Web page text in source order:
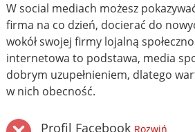
W social mediach możesz
firma na co dzień, docierać do
wokół swojej firmy lojalną
internetowa to podstawa, media
dobrym uzupełnieniem, dlatego
w nich obecność.
Profil Facebook